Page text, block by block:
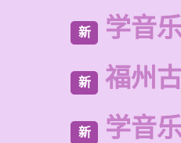
新 学音
新 福州
新 学音